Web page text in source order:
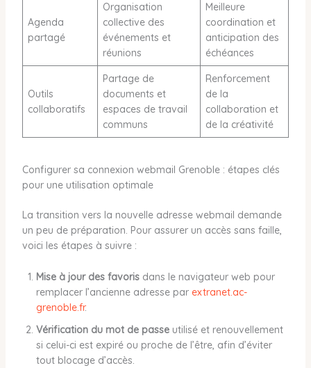
Agenda
partagé
Organisation
collective des
événements et
réunions
Meilleure
coordination et
anticipation des
échéances
Outils
collaboratifs
Partage de
documents et
espaces de travail
communs
Renforcement
de la
collaboration et
de la créativité
Configurer sa connexion webmail Grenoble : étapes clés
pour une utilisation optimale
La transition vers la nouvelle adresse webmail demande
un peu de préparation. Pour assurer un accès sans faille,
voici les étapes à suivre :
Mise à jour des favorisdans le navigateur web pour
remplacer l’ancienne adresse par extranet.ac-
grenoble.fr.
Vérification du mot de passeutilisé et renouvellement
si celui-ci est expiré ou proche de l’être, afin d’éviter
tout blocage d’accès.